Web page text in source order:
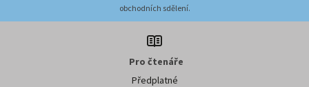
obchodních sdělení.
Pro čtenáře
Předplatné